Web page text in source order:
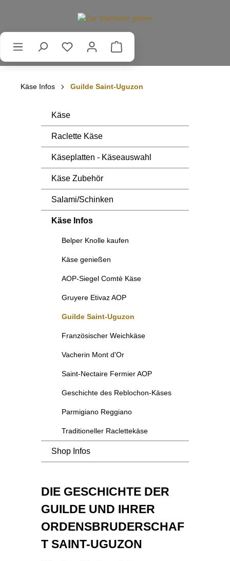
Käse Infos Guilde Saint-Uguzon
Käse
Raclette Käse
Käseplatten - Käseauswahl
Käse Zubehör
Salami/Schinken
Käse Infos
Belper Knolle kaufen
Käse genießen
AOP-Siegel Comtè Käse
Gruyere Etivaz AOP
Guilde Saint-Uguzon
Französischer Weichkäse
Vacherin Mont d'Or
Saint-Nectaire Fermier AOP
Geschichte des Reblochon-Käses
Parmigiano Reggiano
Traditioneller Raclettekäse
Shop Infos
DIE GESCHICHTE DER
GUILDE UND IHRER
ORDENSBRUDERSCHAF
T SAINT-UGUZON